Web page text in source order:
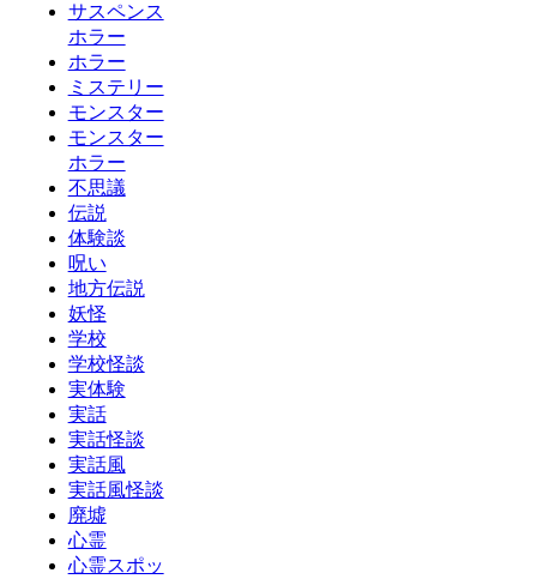
サスペンス
ホラー
ホラー
ミステリー
モンスター
モンスター
ホラー
不思議
伝説
体験談
呪い
地方伝説
妖怪
学校
学校怪談
実体験
実話
実話怪談
実話風
実話風怪談
廃墟
心霊
心霊スポッ